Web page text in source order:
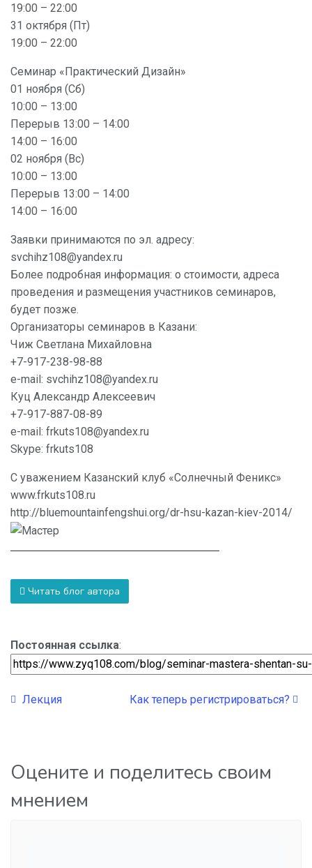
19:00 – 22:00
31 октября (Пт)
19:00 – 22:00
Семинар «Практический Дизайн»
01 ноября (Сб)
10:00 – 13:00
Перерыв 13:00 – 14:00
14:00 – 16:00
02 ноября (Вс)
10:00 – 13:00
Перерыв 13:00 – 14:00
14:00 – 16:00
Заявки принимаются по эл. адресу:
svchihz108@yandex.ru
Более подробная информация: о стоимости, адреса
проведения и размещения участников семинаров,
будет позже.
Организаторы семинаров в Казани:
Чиж Светлана Михайловна
+7-917-238-98-88
e-mail: svchihz108@yandex.ru
Куц Александр Алексеевич
+7-917-887-08-89
e-mail: frkuts108@yandex.ru
Skype: frkuts108
С уважением Казанский клуб «Солнечный Феникс»
www.frkuts108.ru
http://bluemountainfengshui.org/dr-hsu-kazan-kiev-2014/
Читать блог автора
Постоянная ссылка:
Лекция Как теперь регистрироваться?
Оцените и поделитесь своим
мнением